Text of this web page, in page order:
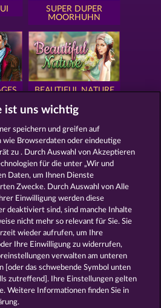
SUPER DUPER
MOORHUHN
BEAUTIFUL NATURE
ROYAL SEVEN
FOREVER
DIAMONDS
zeigen
ist uns wichtig
speichern und greifen auf
wie Browserdaten oder eindeutige
zu . Durch Auswahl von Akzeptieren
für die unter „Wir und
Daten, um Ihnen Dienste
Zwecke. Durch Auswahl von Alle
Einwilligung werden diese
deaktiviert sind, sind manche Inhalte
nicht mehr so ​​relevant für Sie. Sie
wieder aufrufen, um Ihre
Ihre Einwilligung zu widerrufen,
verwalten am unteren
[oder das schwebende Symbol unten
zutreffend]. Ihre Einstellungen gelten
Weitere Informationen finden Sie in